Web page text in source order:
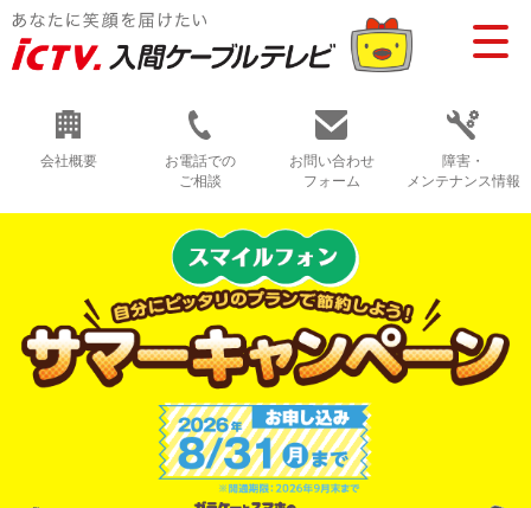
会社概要
お電話での
ご相談
お問い合わせ
フォーム
障害・
メンテナンス情報